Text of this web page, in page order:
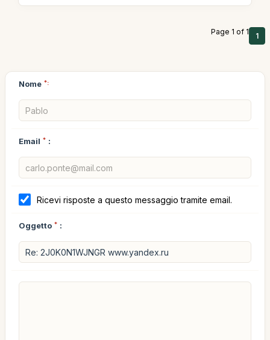
Page 1 of 1 1
Nome *:
Email * :
Ricevi risposte a questo messaggio tramite email.
Oggetto * :